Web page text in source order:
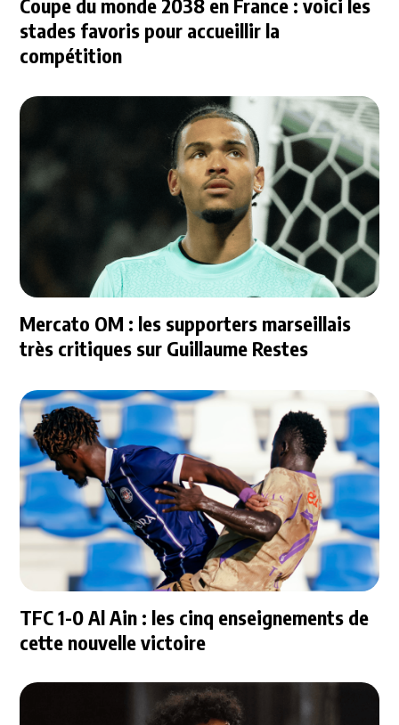
Coupe du monde 2038 en France : voici les
stades favoris pour accueillir la
compétition
Mercato OM : les supporters marseillais
très critiques sur Guillaume Restes
TFC 1-0 Al Ain : les cinq enseignements de
cette nouvelle victoire